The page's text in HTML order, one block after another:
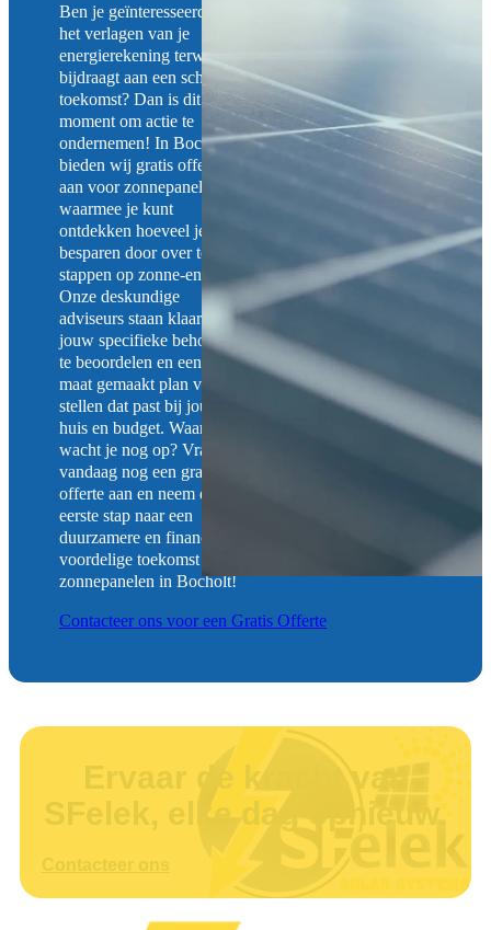
Ben je geïnteresseerd in
het verlagen van je
energierekening terwijl je
bijdraagt aan een schonere
toekomst? Dan is dit het
moment om actie te
ondernemen! In Bocholt
bieden wij gratis offertes
aan voor zonnepanelen,
waarmee je kunt
ontdekken hoeveel je kunt
besparen door over te
stappen op zonne-energie.
Onze deskundige
adviseurs staan klaar om
jouw specifieke behoeften
te beoordelen en een op
maat gemaakt plan voor te
stellen dat past bij jouw
huis en budget. Waar
wacht je nog op? Vraag
vandaag nog een gratis
offerte aan en neem de
eerste stap naar een
duurzamere en financieel
voordelige toekomst met
zonnepanelen in Bocholt!
Contacteer ons voor een Gratis Offerte
Ervaar de kracht van
SFelek, elke dag opnieuw.
Contacteer ons